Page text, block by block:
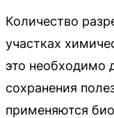
Количество
участках
это необходимо
сохранения
применяются